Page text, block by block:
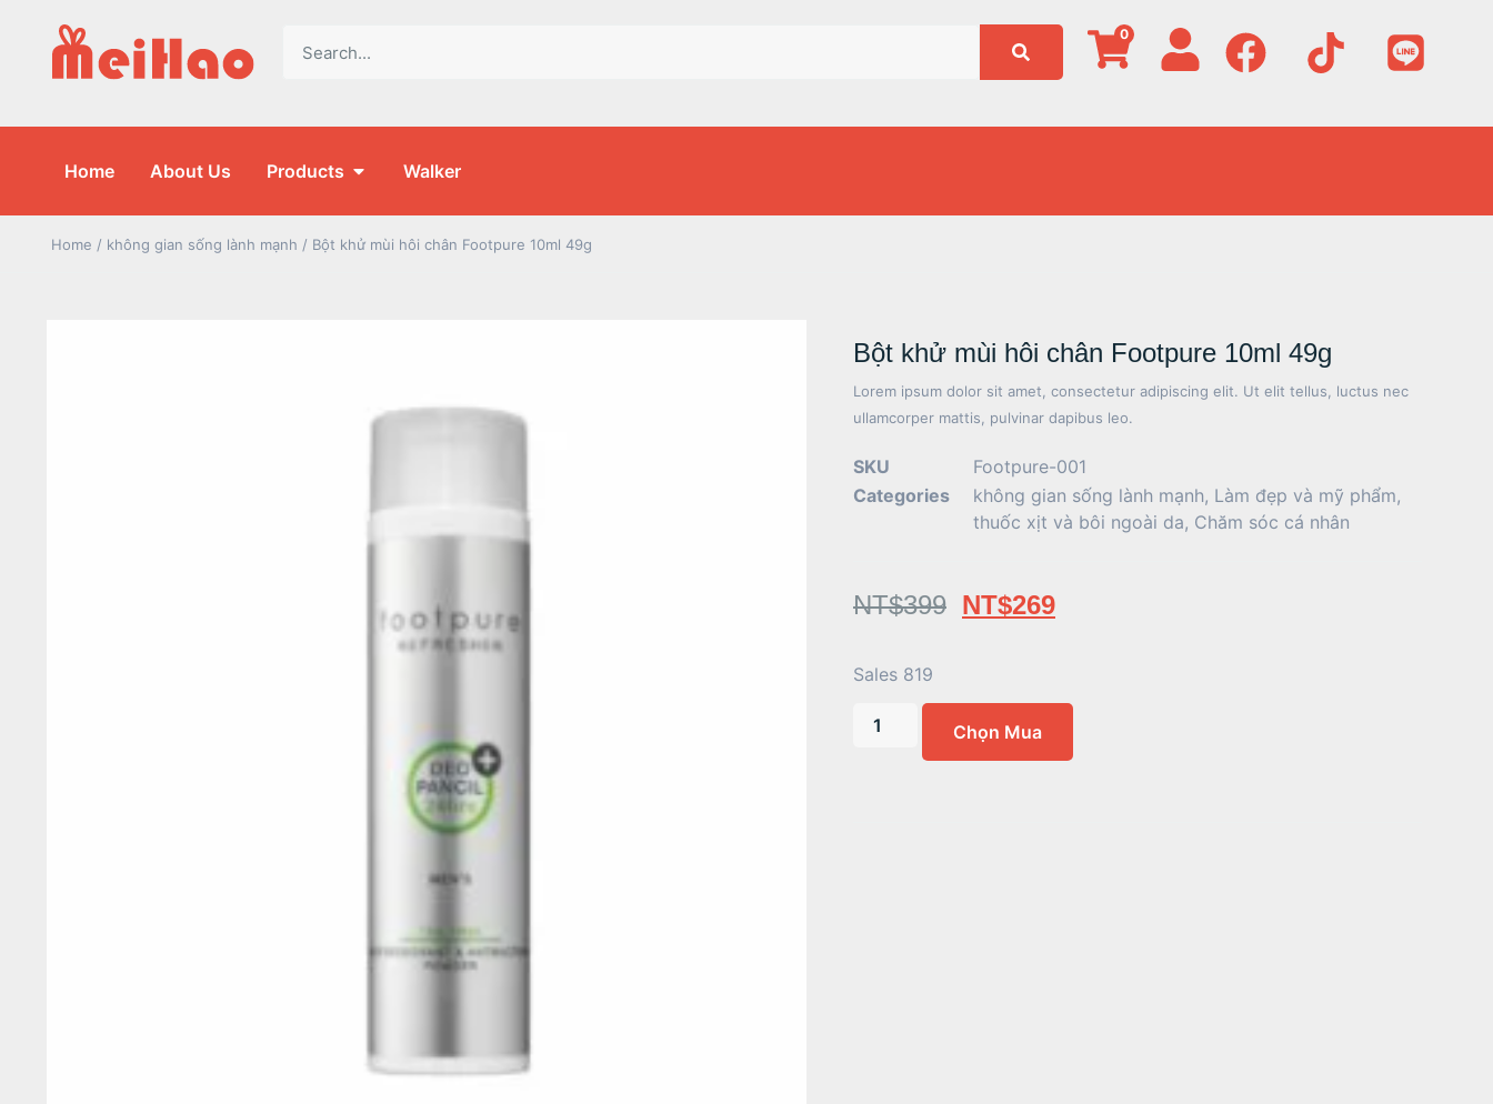
0
Home About Us Products Walker
Home / không gian sống lành mạnh / Bột khử mùi hôi chân Footpure 10ml 49g
Bột khử mùi hôi chân Footpure 10ml 49g
Lorem ipsum dolor sit amet, consectetur adipiscing elit. Ut elit tellus, luctus nec
ullamcorper mattis, pulvinar dapibus leo.
SKU
Footpure-001
Categories
không gian sống lành mạnh, Làm đẹp và mỹ phẩm,
thuốc xịt và bôi ngoài da, Chăm sóc cá nhân
NT$399 NT$269
Sales 819
Chọn Mua